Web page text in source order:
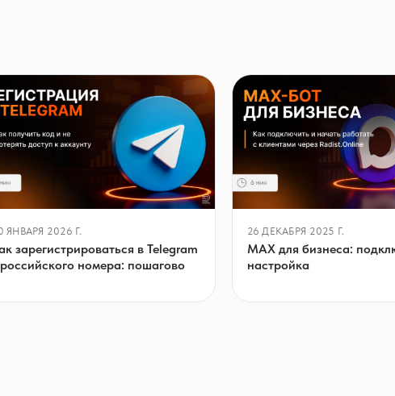
ЯНВАРЯ 2026 Г.
зарегистрироваться в Telegram
номера: пошагово
26 ДЕКАБРЯ 2025 Г.
MAX для бизнеса:
настройка